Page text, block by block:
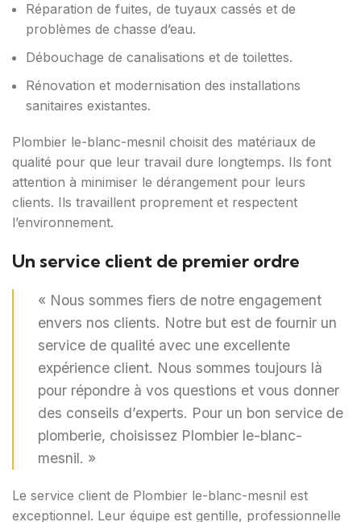
Réparation de fuites, de tuyaux cassés et de
problèmes de chasse d’eau.
Débouchage de canalisations et de toilettes.
Rénovation et modernisation des installations
sanitaires existantes.
Plombier le-blanc-mesnil choisit des matériaux de
qualité pour que leur travail dure longtemps. Ils font
attention à minimiser le dérangement pour leurs
clients. Ils travaillent proprement et respectent
l’environnement.
Un service client de premier ordre
« Nous sommes fiers de notre engagement
envers nos clients. Notre but est de fournir un
service de qualité avec une excellente
expérience client. Nous sommes toujours là
pour répondre à vos questions et vous donner
des conseils d’experts. Pour un bon service de
plomberie, choisissez Plombier le-blanc-
mesnil. »
Le service client de Plombier le-blanc-mesnil est
exceptionnel. Leur équipe est gentille, professionnelle